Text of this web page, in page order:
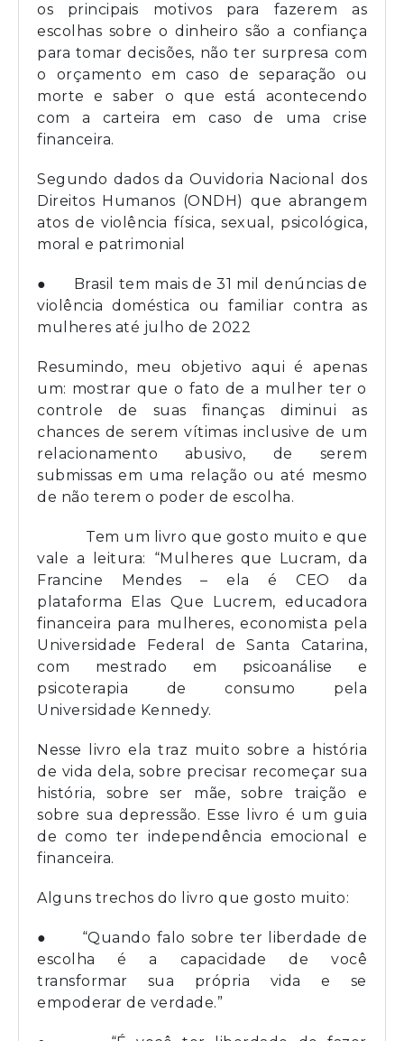
os principais motivos para fazerem as
escolhas sobre o dinheiro são a confiança
para tomar decisões, não ter surpresa com
o orçamento em caso de separação ou
morte e saber o que está acontecendo
com a carteira em caso de uma crise
financeira.
Segundo dados da Ouvidoria Nacional dos
Direitos Humanos (ONDH) que abrangem
atos de violência física, sexual, psicológica,
moral e patrimonial
● Brasil tem mais de 31 mil denúncias de
violência doméstica ou familiar contra as
mulheres até julho de 2022
Resumindo, meu objetivo aqui é apenas
um: mostrar que o fato de a mulher ter o
controle de suas finanças diminui as
chances de serem vítimas inclusive de um
relacionamento abusivo, de serem
submissas em uma relação ou até mesmo
de não terem o poder de escolha.
Tem um livro que gosto muito e que
vale a leitura: “Mulheres que Lucram, da
Francine Mendes – ela é CEO da
plataforma Elas Que Lucrem, educadora
financeira para mulheres, economista pela
Universidade Federal de Santa Catarina,
com mestrado em psicoanálise e
psicoterapia de consumo pela
Universidade Kennedy.
Nesse livro ela traz muito sobre a história
de vida dela, sobre precisar recomeçar sua
história, sobre ser mãe, sobre traição e
sobre sua depressão. Esse livro é um guia
de como ter independência emocional e
financeira.
Alguns trechos do livro que gosto muito:
● “Quando falo sobre ter liberdade de
escolha é a capacidade de você
transformar sua própria vida e se
empoderar de verdade.”